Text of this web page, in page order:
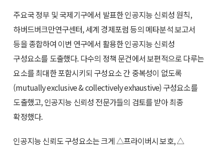
주요국 정부 및 국제기구에서 발표한 인공지능 신뢰성 원칙,
하버드버크만연구센터, 세계 경제포럼 등의 메타분석 보고서
등을 종합하여 이번 연구에서 활용한 인공지능 신뢰성
구성요소를 도출했다. 다수의 정책 문건에서 보편적으로 다루는
요소를 최대한 포함시키되 구성요소 간 중복성이 없도록
(mutually exclusive & collectively exhaustive) 구성요소를
도출했고, 인공지능 신뢰성 전문가들의 검토를 받아 최종
확정했다.
인공지능 신뢰도 구성요소는 크게 △프라이버시 보호, △